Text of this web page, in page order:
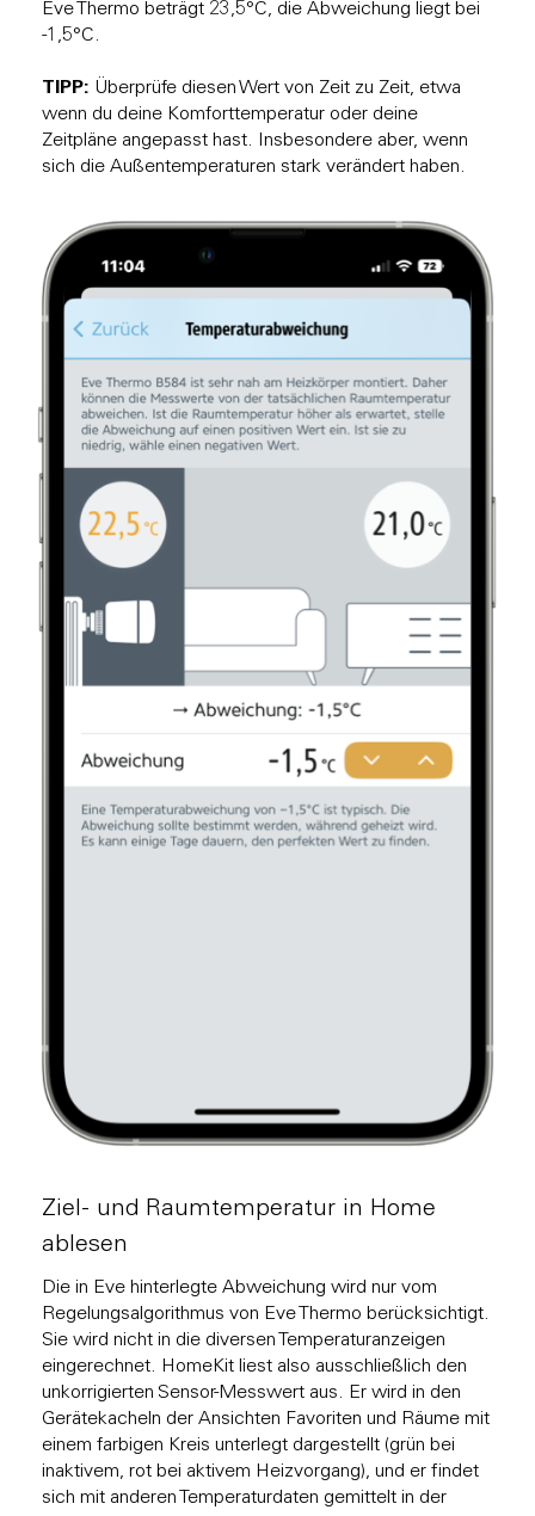
Eve Thermo beträgt 23,5°C, die Abweichung liegt bei
-1,5°C.
TIPP: Überprüfe diesen Wert von Zeit zu Zeit, etwa
wenn du deine Komforttemperatur oder deine
Zeitpläne angepasst hast. Insbesondere aber, wenn
sich die Außentemperaturen stark verändert haben.
Ziel- und Raumtemperatur in Home
ablesen
Die in Eve hinterlegte Abweichung wird nur vom
Regelungsalgorithmus von Eve Thermo berücksichtigt.
Sie wird nicht in die diversen Temperaturanzeigen
eingerechnet. HomeKit liest also ausschließlich den
unkorrigierten Sensor-Messwert aus. Er wird in den
Gerätekacheln der Ansichten Favoriten und Räume mit
einem farbigen Kreis unterlegt dargestellt (grün bei
inaktivem, rot bei aktivem Heizvorgang), und er findet
sich mit anderen Temperaturdaten gemittelt in der